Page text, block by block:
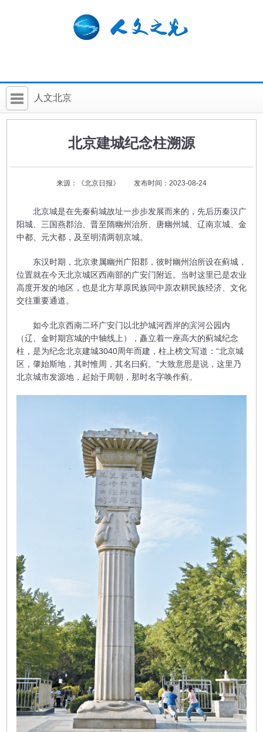
人文北京
社科讲堂
科普活动
北京建城纪念柱溯源
来源：《北京日报》 发布时间：2023-08-24
北京城是在先秦蓟城故址一步步发展而来的，先后历秦汉广
阳城、三国燕郡治、晋至隋幽州治所、唐幽州城、辽南京城、金
中都、元大都，及至明清两朝京城。
东汉时期，北京隶属幽州广阳郡，彼时幽州治所设在蓟城，
位置就在今天北京城区西南部的广安门附近。当时这里已是农业
高度开发的地区，也是北方草原民族同中原农耕民族经济、文化
交往重要通道。
如今北京西南二环广安门以北护城河西岸的滨河公园内
（辽、金时期宫城的中轴线上），矗立着一座高大的蓟城纪念
柱，是为纪念北京建城3040周年而建，柱上榜文写道：“北京城
区，肇始斯地，其时惟周，其名曰蓟。”大致意思是说，这里乃
北京城市发源地，起始于周朝，那时名字唤作蓟。